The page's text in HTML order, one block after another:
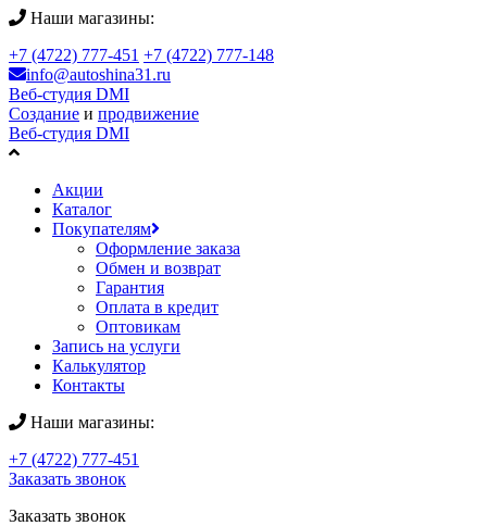
Наши магазины:
+7 (4722) 777-451 +7 (4722) 777-148
info@autoshina31.ru
Веб-студия DMI
Создание и продвижение
Веб-студия DMI
Акции
Каталог
Покупателям
Оформление заказа
Обмен и возврат
Гарантия
Оплата в кредит
Оптовикам
Запись на услуги
Калькулятор
Контакты
Наши магазины:
+7 (4722) 777-451
Заказать звонок
Заказать звонок